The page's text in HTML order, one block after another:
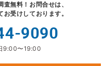
査無料！ お問合せは、
受けしております。
9090
9:00〜19:00